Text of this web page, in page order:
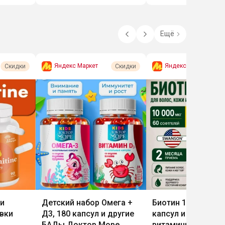
Ещё
Скидки Яндекс Маркет Скидки
Детский набор Омега +
Д3, 180 капсул и другие
Яндекс Маркет
Биотин 10000 мкг
капсул и другие